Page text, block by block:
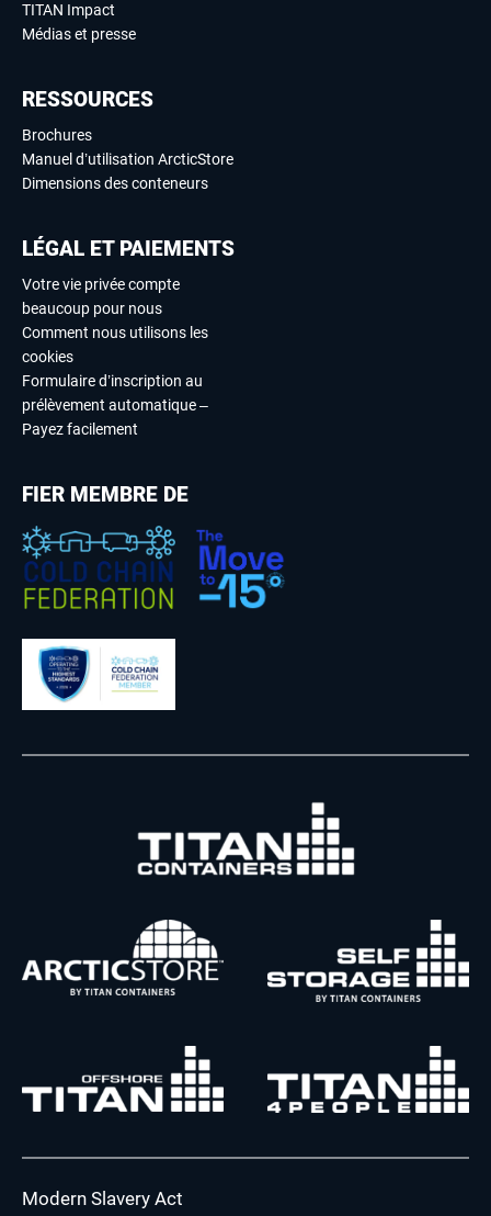
TITAN Impact
Médias et presse
RESSOURCES
Brochures
Manuel d’utilisation ArcticStore
Dimensions des conteneurs
LÉGAL ET PAIEMENTS
Votre vie privée compte
beaucoup pour nous
Comment nous utilisons les
cookies
Formulaire d’inscription au
prélèvement automatique –
Payez facilement
FIER MEMBRE DE
Modern Slavery Act